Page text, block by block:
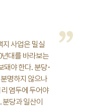
지 사업은 밀실
대를 바라보는
돼야 한다. 분당·
명하지 않으나
염두에 두어야
분당과 일산이
”